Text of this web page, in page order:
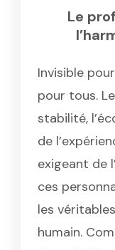
Le
Invisible
pour tous.
stabilité,
de
exigeant de
ces
les
humain.